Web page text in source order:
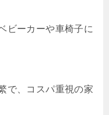
ビーカーや車椅子に
で、コスパ重視の家